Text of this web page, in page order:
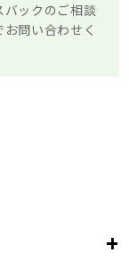
ックのご相談
問い合わせく
+